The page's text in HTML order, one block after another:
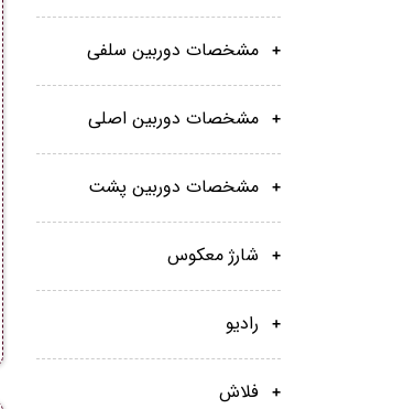
مشخصات دوربین سلفی
مشخصات دوربین اصلی
مشخصات دوربین پشت
شارژ معکوس
رادیو
فلاش